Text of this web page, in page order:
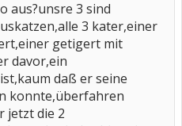
aus?unsre 3 sind
3 kater,einer
getigert mit
davor,ein
daß er seine
konnte,überfahren
jetzt die 2